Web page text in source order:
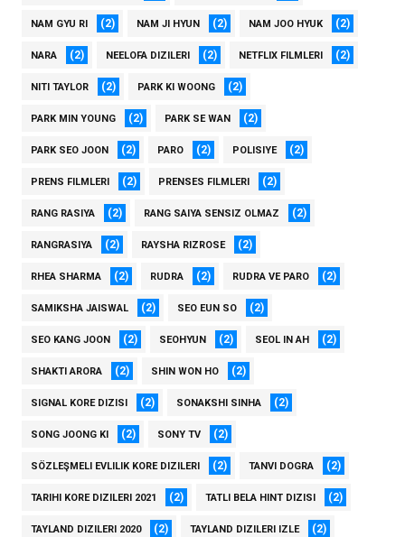
NAM GYU RI (2) NAM JI HYUN (2) NAM JOO HYUK (2)
NARA (2) NEELOFA DIZILERI (2) NETFLIX FILMLERI (2)
NITI TAYLOR (2) PARK KI WOONG (2)
PARK MIN YOUNG (2) PARK SE WAN (2)
PARK SEO JOON (2) PARO (2) POLISIYE (2)
PRENS FILMLERI (2) PRENSES FILMLERI (2)
RANG RASIYA (2) RANG SAIYA SENSIZ OLMAZ (2)
RANGRASIYA (2) RAYSHA RIZROSE (2)
RHEA SHARMA (2) RUDRA (2) RUDRA VE PARO (2)
SAMIKSHA JAISWAL (2) SEO EUN SO (2)
SEO KANG JOON (2) SEOHYUN (2) SEOL IN AH (2)
SHAKTI ARORA (2) SHIN WON HO (2)
SIGNAL KORE DIZISI (2) SONAKSHI SINHA (2)
SONG JOONG KI (2) SONY TV (2)
SÖZLEŞMELI EVLILIK KORE DIZILERI (2) TANVI DOGRA (2)
TARIHI KORE DIZILERI 2021 (2) TATLI BELA HINT DIZISI (2)
TAYLAND DIZILERI 2020 (2) TAYLAND DIZILERI IZLE (2)